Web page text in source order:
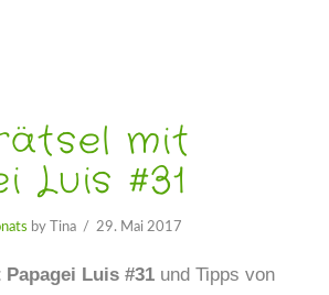
mit
Luis #31
by Tina 29. Mai 2017
Luis #31 und Tipps von